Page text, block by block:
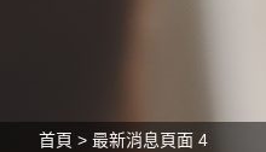
首頁 > 最新消息頁面 4